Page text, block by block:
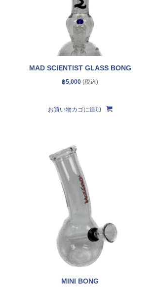
MAD SCIENTIST GLASS BONG
฿5,000
お買い物カゴに追加
MINI BONG